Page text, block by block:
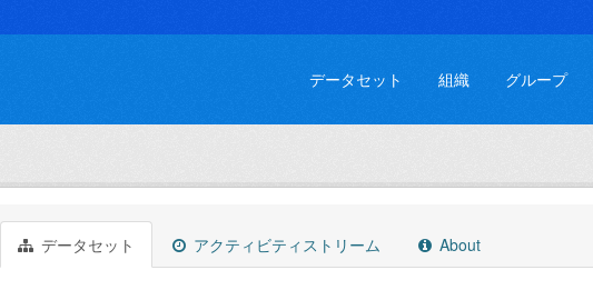
データセット 組織 グループ
データセット アクティビティストリーム About